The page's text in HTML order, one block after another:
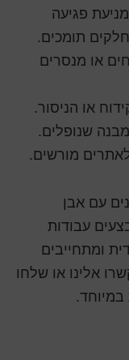
פגיעה
תומכים.
או מנסרים
או הניסור.
שנופלים.
לאתרים מורשים.
עם אבן
עבודות
ומתחייבים
אלינו או שלחו